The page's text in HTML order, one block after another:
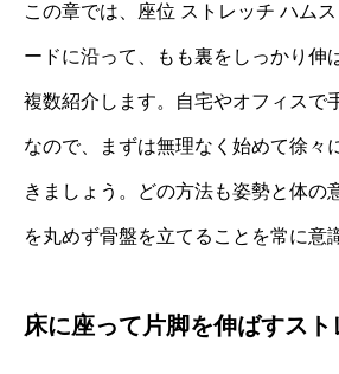
この章では、座位 ストレッチ ハム
ードに沿って、もも裏をしっかり伸
複数紹介します。自宅やオフィスで
なので、まずは無理なく始めて徐々
きましょう。どの方法も姿勢と体の
を丸めず骨盤を立てることを常に意
床に座って片脚を伸ばすスト